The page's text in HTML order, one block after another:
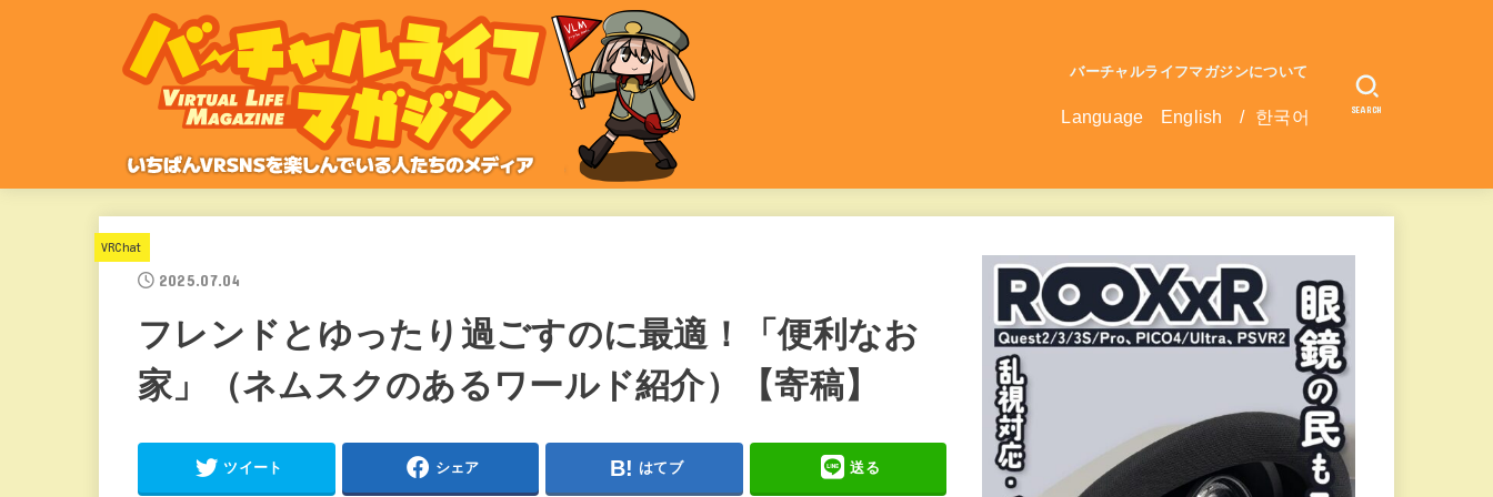
バーチャルライフマガジンについて
Language English / 한국어 SEARCH
VRChat
2025.07.04
フレンドとゆったり過ごすのに最適！「便利なお
家」（ネムスクのあるワールド紹介）【寄稿】
ツイート シェア はてブ 送る